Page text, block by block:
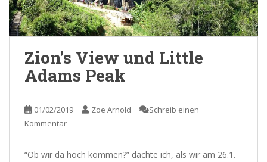
Zion’s View und Little
Adams Peak
01/02/2019 Zoe Arnold
Schreib einen
Kommentar
“Ob wir da hoch kommen?” dachte ich, als wir am 26.1.